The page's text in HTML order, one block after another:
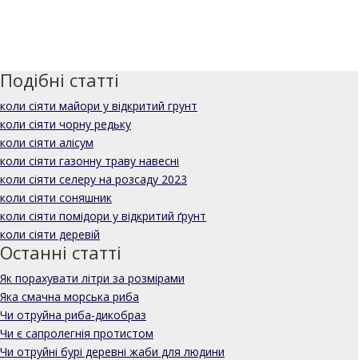
Подібні статті
коли сіяти майори у відкритий грунт
коли сіяти чорну редьку
коли сіяти алісум
коли сіяти газонну траву навесні
коли сіяти селеру на розсаду 2023
коли сіяти соняшник
коли сіяти помідори у відкритий ґрунт
коли сіяти деревій
Останні статті
Як порахувати літри за розмірами
Яка смачна морська риба
Чи отруйна риба-дикобраз
Чи є сапролегнія протистом
Чи отруйні бурі деревні жаби для людини